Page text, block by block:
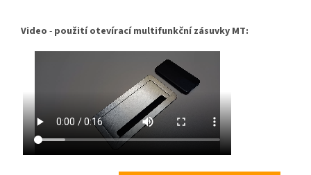
Video - použití otevírací multifunkční zásuvky MT: